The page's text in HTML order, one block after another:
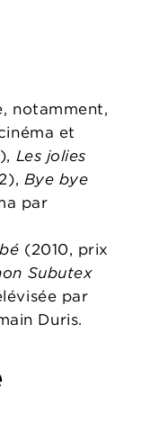
notamment,
et
Les jolies
Bye bye
par
(2010, prix
Subutex
par
Duris.